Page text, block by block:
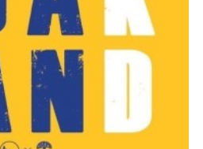
2019-06-14 01:03